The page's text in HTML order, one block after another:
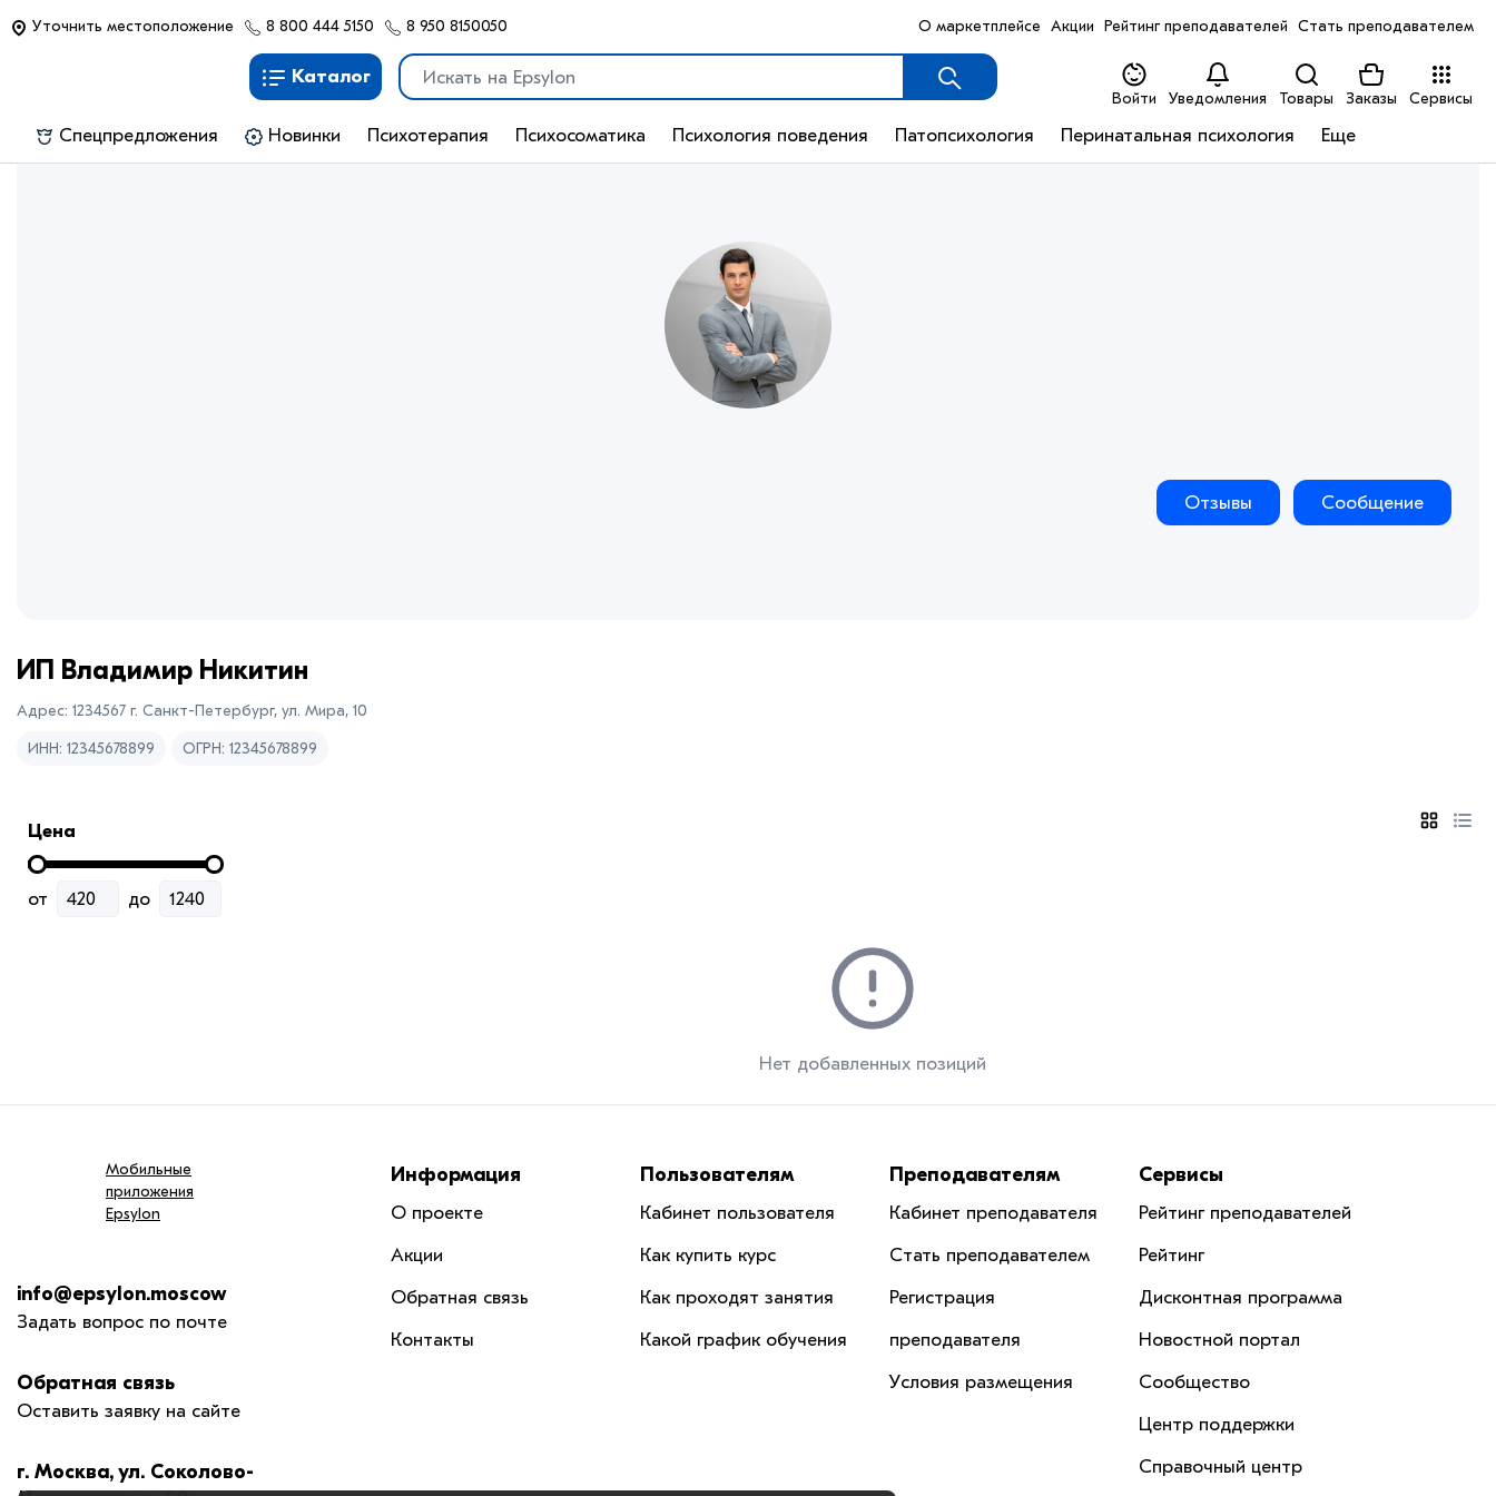
Уточнить местоположение 8 800 444 5150 8 950 8150050 О маркетплейсе Акции Рейтинг преподавателей Стать преподавателем
Каталог
Войти Уведомления Товары Заказы Сервисы
Спецпредложения Новинки Психотерапия Психосоматика Психология поведения Патопсихология Перинатальная психология Еще
Отзывы Сообщение
ИП Владимир Никитин
Адрес: 1234567 г. Санкт-Петербург, ул. Мира, 10
ИНН: 12345678899
ОГРН: 12345678899
Цена
от до
Нет добавленных позиций
Мобильные
приложения
Epsylon
info@epsylon.moscow
Задать вопрос по почте
Обратная связь
Оставить заявку на сайте
г. Москва, ул. Соколово-
Информация
О проекте
Акции
Обратная связь
Контакты
Пользователям
Кабинет пользователя
Как купить курс
Как проходят занятия
Какой график обучения
Преподавателям
Кабинет преподавателя
Стать преподавателем
Регистрация
преподавателя
Условия размещения
Сервисы
Рейтинг преподавателей
Рейтинг
Дисконтная программа
Новостной портал
Сообщество
Центр поддержки
Справочный центр